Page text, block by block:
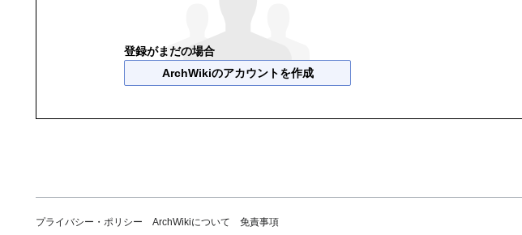
登録がまだの場合
ArchWikiのアカウントを作成
プライバシー・ポリシー ArchWikiについて 免責事項